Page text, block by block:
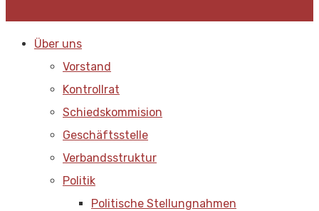
Über uns
Vorstand
Kontrollrat
Schiedskommision
Geschäftsstelle
Verbandsstruktur
Politik
Politische Stellungnahmen